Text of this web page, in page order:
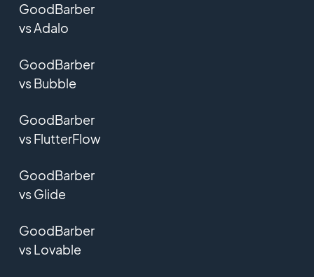
GoodBarber
vs Adalo
GoodBarber
vs Bubble
GoodBarber
vs FlutterFlow
GoodBarber
vs Glide
GoodBarber
vs Lovable